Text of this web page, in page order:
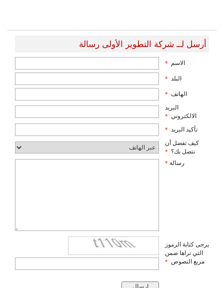
أرسل لــ شركة التطوير الأولى رسالة
الاسم *
البلد *
الهاتف *
البريد
الالكتروني *
تأكيد البريد *
كيف تفضل أن
نتصل بك؟ *
رسالة *
يرجى كتابة الرموز
التي تراها ضمن
مربع النصوص *